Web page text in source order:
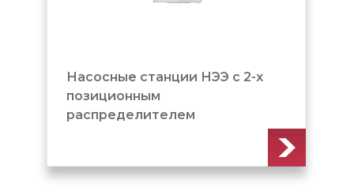
Насосные станции НЭЭ с 2-х
позиционным
распределителем